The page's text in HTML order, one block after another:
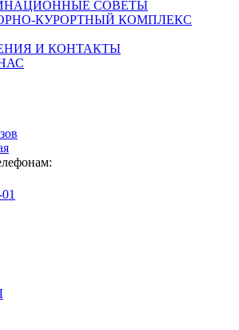
СОВЕТЫ
КУРОРТНЫЙ КОМПЛЕКС
И КОНТАКТЫ